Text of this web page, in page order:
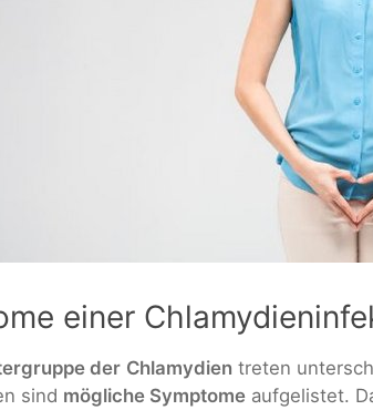
einer
der Chlamydien treten
sind mögliche Symptome aufgelistet.